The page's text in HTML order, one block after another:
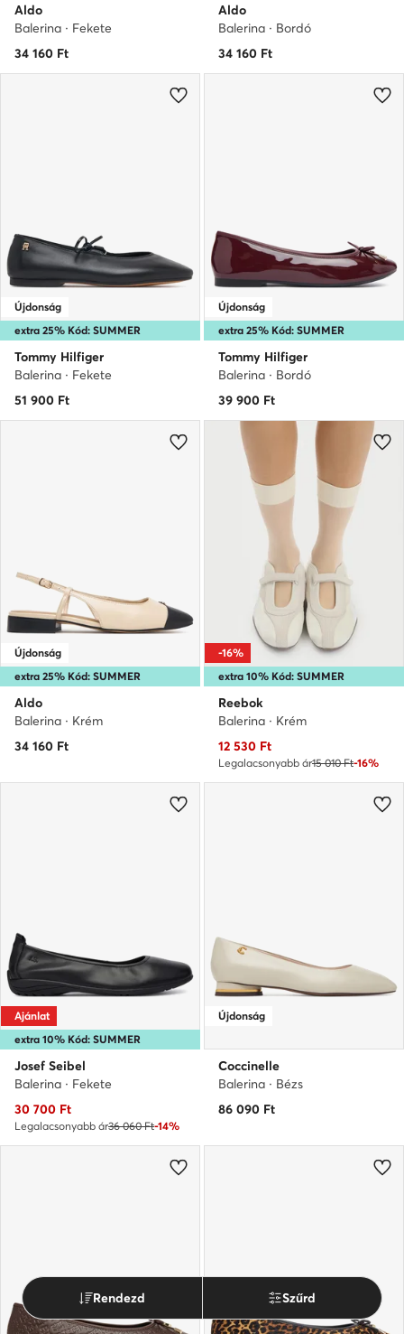
Aldo
Balerina · Fekete
34 160 Ft
Aldo
Balerina · Bordó
34 160 Ft
extra 25% Kód: SUMMER
Újdonság
Tommy Hilfiger
Balerina · Fekete
51 900 Ft
extra 25% Kód: SUMMER
Újdonság
Tommy Hilfiger
Balerina · Bordó
39 900 Ft
extra 25% Kód: SUMMER
Újdonság
Aldo
Balerina · Krém
34 160 Ft
extra 10% Kód: SUMMER
-16%
Reebok
Balerina · Krém
Aktuális ár
12 530 Ft
Legalacsonyabb ár15 010 Ft-16%
extra 10% Kód: SUMMER
Ajánlat
Josef Seibel
Balerina · Fekete
Aktuális ár
30 700 Ft
Legalacsonyabb ár36 060 Ft-14%
Újdonság
Coccinelle
Balerina · Bézs
86 090 Ft
Rendezd Szűrd